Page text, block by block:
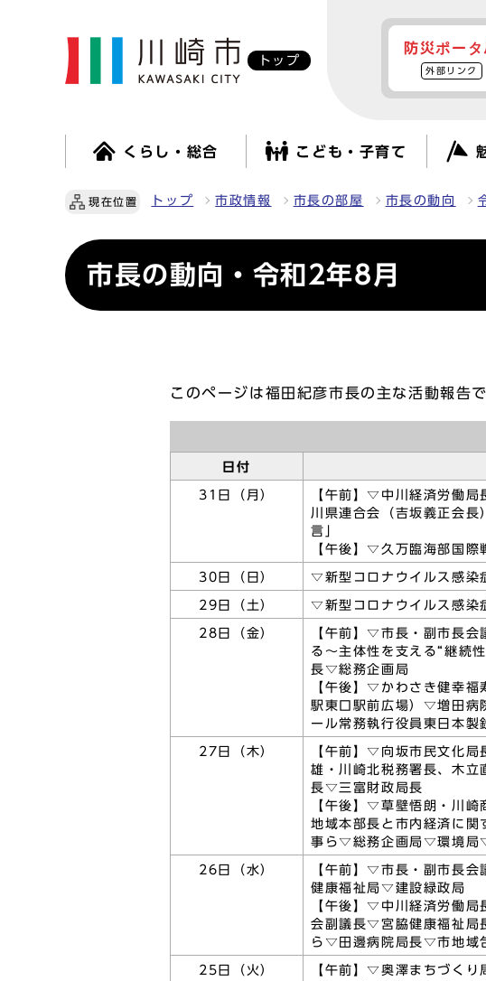
トップ
防災ポータ
外部リンク
くらし・総合 こども・子育て
現在位置 トップ 市政情報 市長の部屋 市長の動向
市長の動向・令和2年8月
このページは福田紀彦市長の主な活動報告
日付
31日（月）
【午前】▽中川経済労働
川県連合会（吉坂義正会
言」
【午後】▽久万臨海部国
30日（日） ▽新型コロナウイルス感染
29日（土） ▽新型コロナウイルス感染
28日（金）
【午前】▽市長・副市長
る～主体性を支える“継続
長▽総務企画局
【午後】▽かわさき健幸
駅東口駅前広場）▽増田
ール常務執行役員東日本
27日（木）
【午前】▽向坂市民文化
雄・川崎北税務署長、木
長▽三富財政局長
【午後】▽草壁悟朗・川
地域本部長と市内経済に
事ら▽総務企画局▽環境局
26日（水）
【午前】▽市長・副市長
健康福祉局▽建設緑政局
【午後】▽中川経済労働
会副議長▽宮脇健康福祉局
ら▽田邊病院局長▽市地域
25日（火）
【午前】▽奥澤まちづく